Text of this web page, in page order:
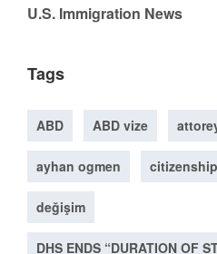
U.S. Immigration News
Tags
ABD ABD vize
ayhan ogmen citizenship
değişim
DHS ENDS “DURATION OF